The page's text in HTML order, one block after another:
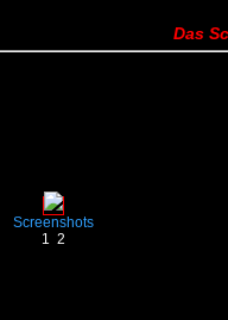
Das
Screenshots
1 2